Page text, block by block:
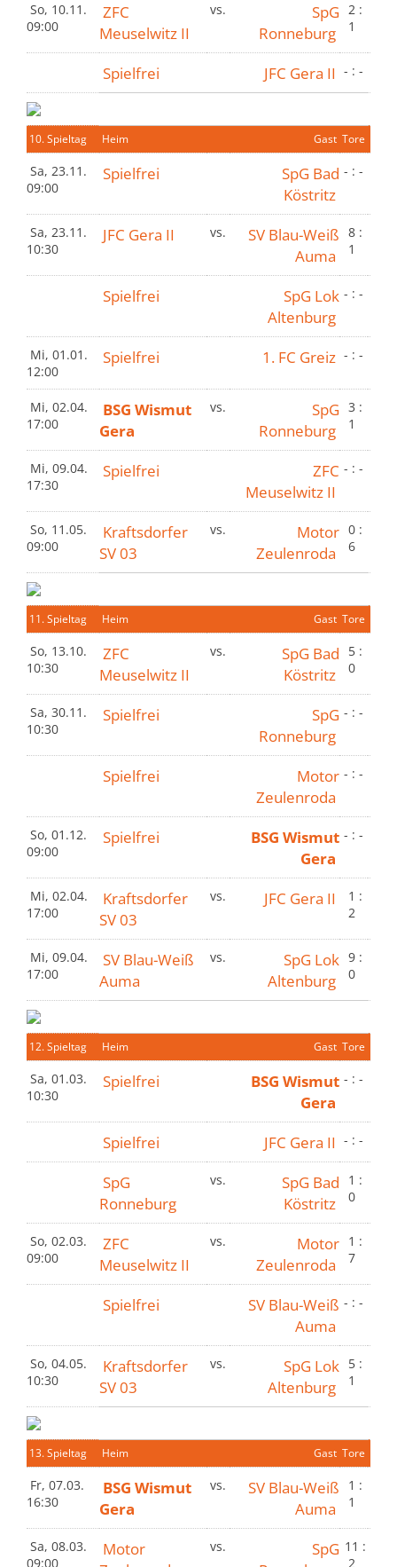
So, 10.11.
09:00
ZFC
Meuselwitz II
vs.
SpG
Ronneburg
2 :
1
Spielfrei JFC Gera II - : -
10. Spieltag Heim Gast Tore
Sa, 23.11.
09:00
Spielfrei
SpG Bad
Köstritz
- : -
Sa, 23.11.
10:30
JFC Gera II vs.
SV Blau-Weiß
Auma
8 :
1
Spielfrei
SpG Lok
Altenburg
- : -
Mi, 01.01.
12:00
Spielfrei 1. FC Greiz - : -
Mi, 02.04.
17:00
BSG Wismut
Gera
vs.
SpG
Ronneburg
3 :
1
Mi, 09.04.
17:30
Spielfrei
ZFC
Meuselwitz II
- : -
So, 11.05.
09:00
Kraftsdorfer
SV 03
vs.
Motor
Zeulenroda
0 :
6
11. Spieltag Heim Gast Tore
So, 13.10.
10:30
ZFC
Meuselwitz II
vs.
SpG Bad
Köstritz
5 :
0
Sa, 30.11.
10:30
Spielfrei
SpG
Ronneburg
- : -
Spielfrei
Motor
Zeulenroda
- : -
So, 01.12.
09:00
Spielfrei
BSG Wismut
Gera
- : -
Mi, 02.04.
17:00
Kraftsdorfer
SV 03
vs. JFC Gera II
1 :
2
Mi, 09.04.
17:00
SV Blau-Weiß
Auma
vs.
SpG Lok
Altenburg
9 :
0
12. Spieltag Heim Gast Tore
Sa, 01.03.
10:30
Spielfrei
BSG Wismut
Gera
- : -
Spielfrei JFC Gera II - : -
SpG
Ronneburg
vs.
SpG Bad
Köstritz
1 :
0
So, 02.03.
09:00
ZFC
Meuselwitz II
vs.
Motor
Zeulenroda
1 :
7
Spielfrei
SV Blau-Weiß
Auma
- : -
So, 04.05.
10:30
Kraftsdorfer
SV 03
vs.
SpG Lok
Altenburg
5 :
1
13. Spieltag Heim Gast Tore
Fr, 07.03.
16:30
BSG Wismut
Gera
vs.
SV Blau-Weiß
Auma
1 :
1
Sa, 08.03.
09:00
Motor
vs.
SpG 11 :
2